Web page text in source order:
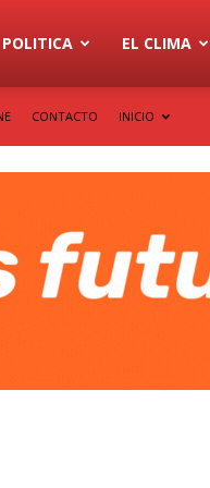
POLITICA EL CLIMA
CONTACTO INICIO